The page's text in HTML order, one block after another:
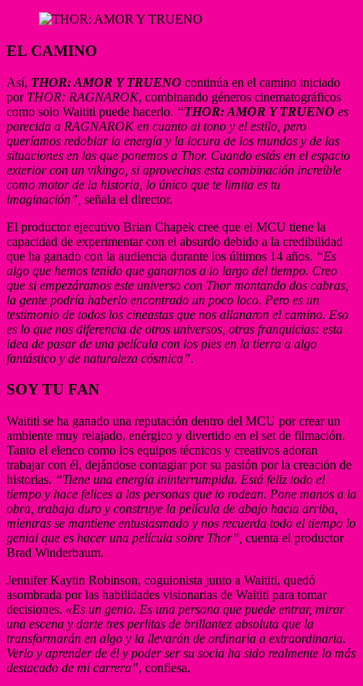
EL CAMINO
Así, THOR: AMOR Y TRUENO continúa en el camino iniciado
por THOR: RAGNAROK, combinando géneros cinematográficos
como solo Waititi puede hacerlo. “THOR: AMOR Y TRUENO es
parecida a RAGNAROK en cuanto al tono y el estilo, pero
queríamos redoblar la energía y la locura de los mundos y de las
situaciones en las que ponemos a Thor. Cuando estás en el espacio
exterior con un vikingo, si aprovechas esta combinación increíble
como motor de la historia, lo único que te limita es tu
imaginación”, señala el director.
El productor ejecutivo Brian Chapek cree que el MCU tiene la
capacidad de experimentar con el absurdo debido a la credibilidad
que ha ganado con la audiencia durante los últimos 14 años. “Es
algo que hemos tenido que ganarnos a lo largo del tiempo. Creo
que si empezáramos este universo con Thor montando dos cabras,
la gente podría haberlo encontrado un poco loco. Pero es un
testimonio de todos los cineastas que nos allanaron el camino. Eso
es lo que nos diferencia de otros universos, otras franquicias: esta
idea de pasar de una película con los pies en la tierra a algo
fantástico y de naturaleza cósmica”.
SOY TU FAN
Waititi se ha ganado una reputación dentro del MCU por crear un
ambiente muy relajado, enérgico y divertido en el set de filmación.
Tanto el elenco como los equipos técnicos y creativos adoran
trabajar con él, dejándose contagiar por su pasión por la creación de
historias. “Tiene una energía ininterrumpida. Está feliz todo el
tiempo y hace felices a las personas que lo rodean. Pone manos a la
obra, trabaja duro y construye la película de abajo hacia arriba,
mientras se mantiene entusiasmado y nos recuerda todo el tiempo lo
genial que es hacer una película sobre Thor”, cuenta el productor
Brad Winderbaum.
Jennifer Kaytin Robinson, coguionista junto a Waititi, quedó
asombrada por las habilidades visionarias de Waititi para tomar
decisiones. «Es un genio. Es una persona que puede entrar, mirar
una escena y darte tres perlitas de brillantez absoluta que la
transformarán en algo y la llevarán de ordinaria a extraordinaria.
Verlo y aprender de él y poder ser su socia ha sido realmente lo más
destacado de mi carrera”, confiesa.